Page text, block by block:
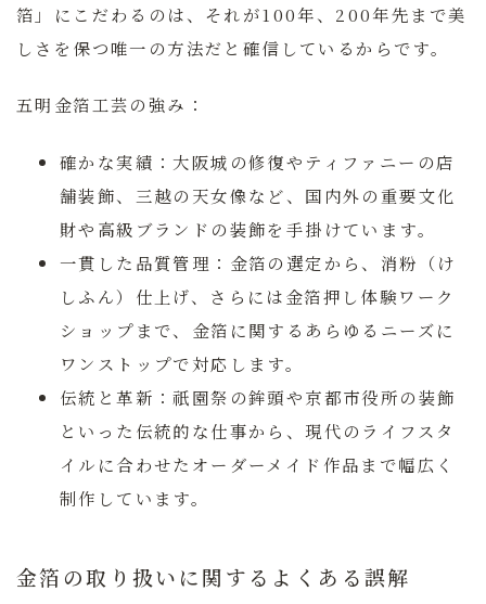
箔」にこだわるのは、それが100年、200年先まで美
しさを保つ唯一の方法だと確信しているからです。
五明金箔工芸の強み：
確かな実績：大阪城の修復やティファニーの店
舗装飾、三越の天女像など、国内外の重要文化
財や高級ブランドの装飾を手掛けています。
一貫した品質管理： 金箔の選定から、消粉（け
しふん）仕上げ、さらには金箔押し体験ワーク
ショップまで、金箔に関するあらゆるニーズに
ワンストップで対応します。
伝統と革新：祇園祭の鉾頭や京都市役所の装飾
といった伝統的な仕事から、現代のライフスタ
イルに合わせたオーダーメイド作品まで幅広く
制作しています。
金箔の取り扱いに関するよくある誤解